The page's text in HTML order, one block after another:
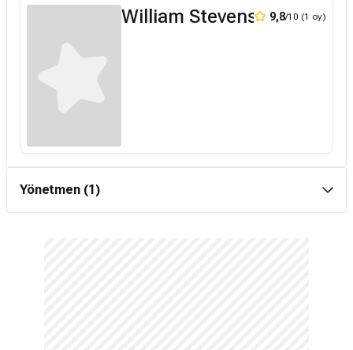
William Stevenson9,8/10 (1 oy)
Yönetmen (1)